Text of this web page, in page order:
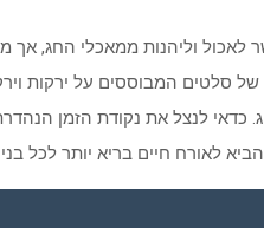
וליהנות ממאכלי החג, אך
של סלטים המבוססים על ירקות
כדאי לנצל את נקודת הזמן
לאורח חיים בריא יותר לכל